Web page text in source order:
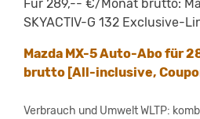
Für 289,-- €/Monat brutto:
SKYACTIV-G 132 Exclusive-
Mazda MX-5 Auto-Abo für
brutto [All-inclusive,
Verbrauch und Umwelt WLTP: